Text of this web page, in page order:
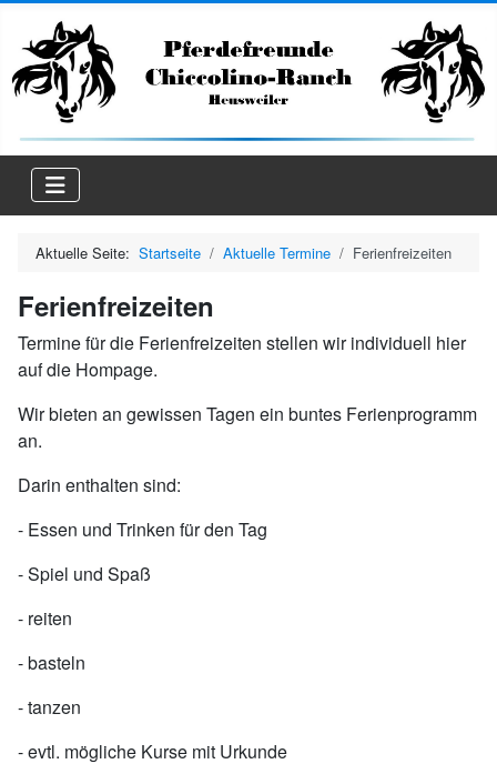
Aktuelle Seite: Startseite Aktuelle Termine Ferienfreizeiten
Ferienfreizeiten
Termine für die Ferienfreizeiten stellen wir individuell hier
auf die Hompage.
Wir bieten an gewissen Tagen ein buntes Ferienprogramm
an.
Darin enthalten sind:
- Essen und Trinken für den Tag
- Spiel und Spaß
- reiten
- basteln
- tanzen
- evtl. mögliche Kurse mit Urkunde